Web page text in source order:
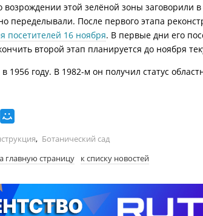
этой зелёной зоны заговорили в
переделывали. После первого этапа
посетителей 16 ноября. В первые дни его
второй этап планируется до ноября
1956 году. В 1982-м он получил статус
, Ботанический сад
главную страницу к списку новостей